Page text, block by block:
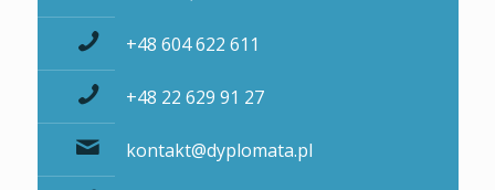
+48 604 622 611
+48 22 629 91 27
kontakt@dyplomata.pl